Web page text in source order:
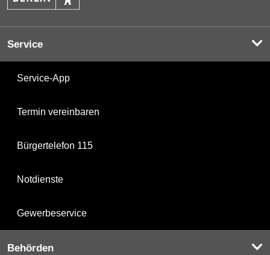
Service
Service-App
Termin vereinbaren
Bürgertelefon 115
Notdienste
Gewerbeservice
Behörden